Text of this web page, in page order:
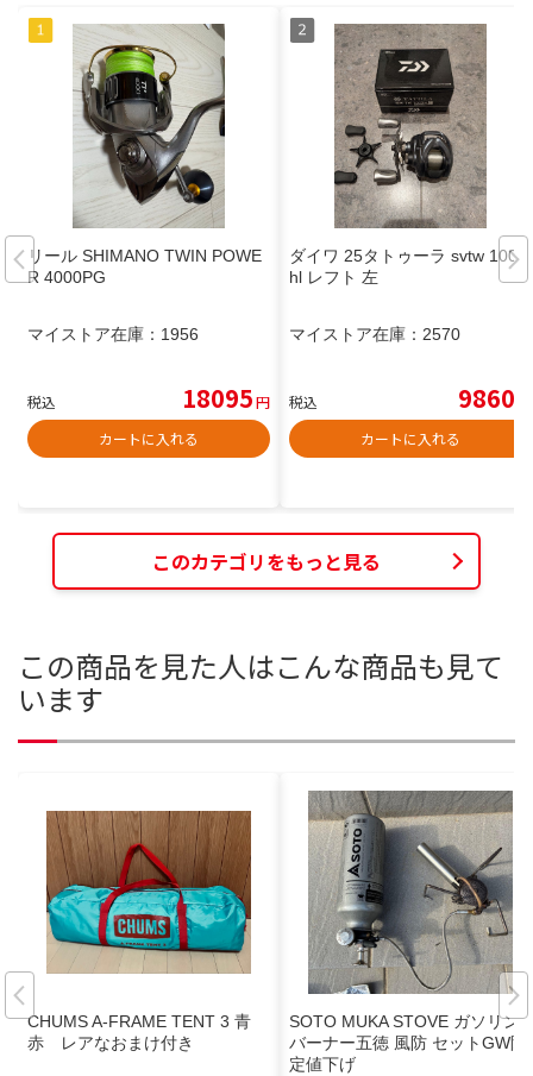
リール SHIMANO TWIN POWE
R 4000PG
マイストア在庫： 1956
税込 18095円
カートに入れる
ダイワ 25タトゥーラ svtw 100x
hl レフト 左
マイストア在庫： 2570
税込 9860
カートに入れる
このカテゴリをもっと見る
この商品を見た人はこんな商品も見て
います
CHUMS A-FRAME TENT 3 青
赤 レアなおまけ付き
SOTO MUKA STOVE ガソリン
バーナー五徳 風防 セットGW限
定値下げ